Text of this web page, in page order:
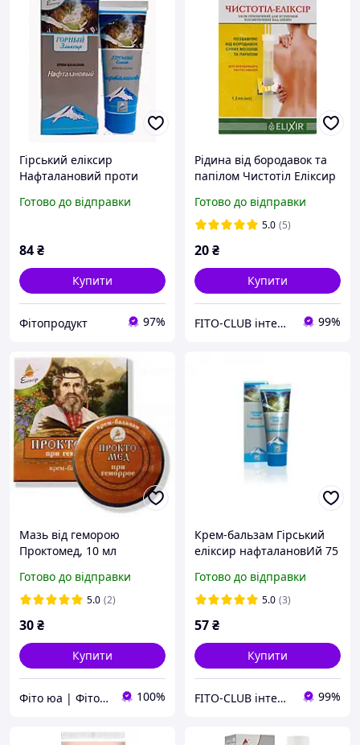
Гірський еліксир
Нафталановий проти
псоріазу 75 мл Еліксир
Готово до відправки
84₴
Купити
Фітопродукт 97%
Рідина від бородавок та
папілом Чистотіл Еліксир
Готово до відправки
5.0 (5)
20₴
Купити
FITO-CLUB інтернет-магазин 99%
Мазь від геморою
Проктомед, 10 мл
Готово до відправки
5.0 (2)
30₴
Купити
Фіто юа | Фітоаптека 100%
Крем-бальзам Гірський
еліксир нафталановИй 75
Готово до відправки
5.0 (3)
57₴
Купити
FITO-CLUB інтернет-магазин 99%